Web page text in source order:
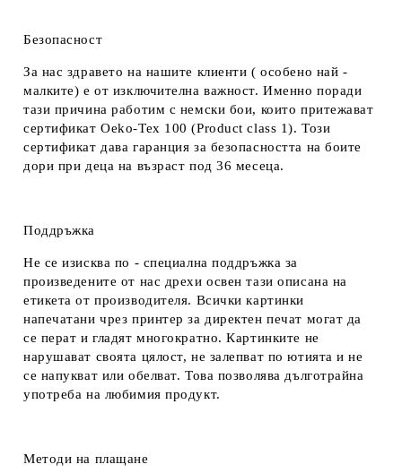
Безопасност
За нас здравето на нашите клиенти ( особено най -
малките) е от изключителна важност. Именно поради
тази причина работим с немски бои, които притежават
сертификат Oeko-Tex 100 (Product class 1). Този
сертификат дава гаранция за безопасността на боите
дори при деца на възраст под 36 месеца.
Поддръжка
Не се изисква по - специална поддръжка за
произведените от нас дрехи освен тази описана на
етикета от производителя. Всички картинки
напечатани чрез принтер за директен печат могат да
се перат и гладят многократно. Картинките не
нарушават своята цялост, не залепват по ютията и не
се напукват или обелват. Това позволява дълготрайна
употреба на любимия продукт.
Методи на плащане